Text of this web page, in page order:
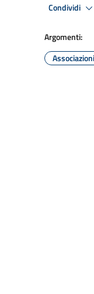
Condividi
Argomenti:
Associazioni